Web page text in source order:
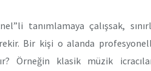
tanımlamaya çalışsak,
Bir kişi o alanda
Örneğin klasik müzik